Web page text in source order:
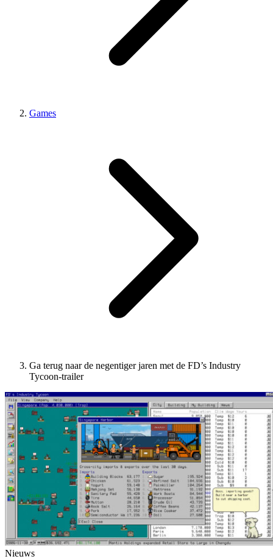
Games
Ga terug naar de negentiger jaren met de FD’s Industry
Tycoon-trailer
Nieuws